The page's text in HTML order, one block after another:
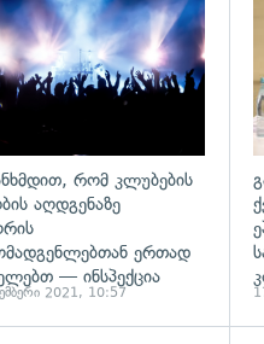
რომ კლუბების
აღდგენაზე
ერთად
— ინსპექცია
2021, 10:57